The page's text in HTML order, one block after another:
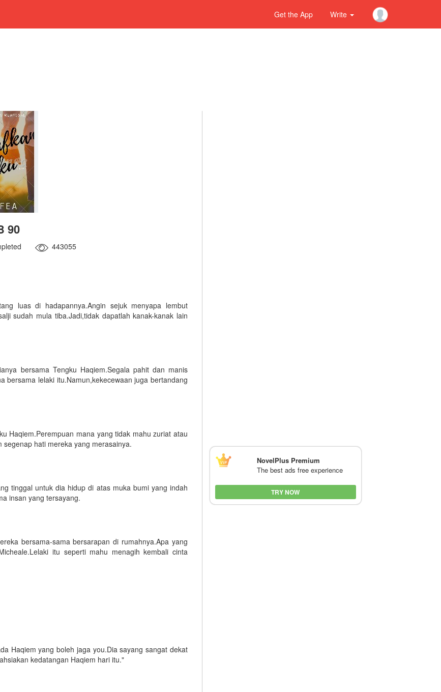
Get the App Write
90
443055
luas di hadapannya.Angin sejuk menyapa lembut
sudah mula tiba.Jadi,tidak dapatlah kanak-kanak lain
bersama Tengku Haqiem.Segala pahit dan manis
bersama lelaki itu.Namun,kekecewaan juga bertandang
Haqiem.Perempuan mana yang tidak mahu zuriat atau
hati mereka yang merasainya.
tinggal untuk dia hidup di atas muka bumi yang indah
insan yang tersayang.
bersama-sama bersarapan di rumahnya.Apa yang
itu seperti mahu menagih kembali cinta
Haqiem yang boleh jaga you.Dia sayang sangat dekat
kedatangan Haqiem hari itu."
NovelPlus Premium
The best ads free experience
TRY NOW